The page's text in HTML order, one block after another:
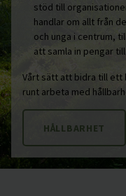
stöd till
handlar om allt från
och unga i centrum,
att samla in pengar
Vårt sätt att bidra till ett
runt arbeta med
HÅLLBARHET